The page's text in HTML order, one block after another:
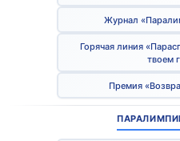
Журнал
Горячая линия
твоем
Премия